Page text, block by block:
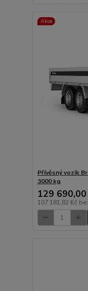
Akce
Přívěsný vozík
3000 kg
129 690,00
107 181,82 Kč